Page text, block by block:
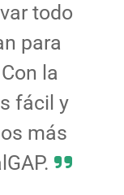
todo
para
la
fácil y
más
y
y
muy
soy
pude
día
en el